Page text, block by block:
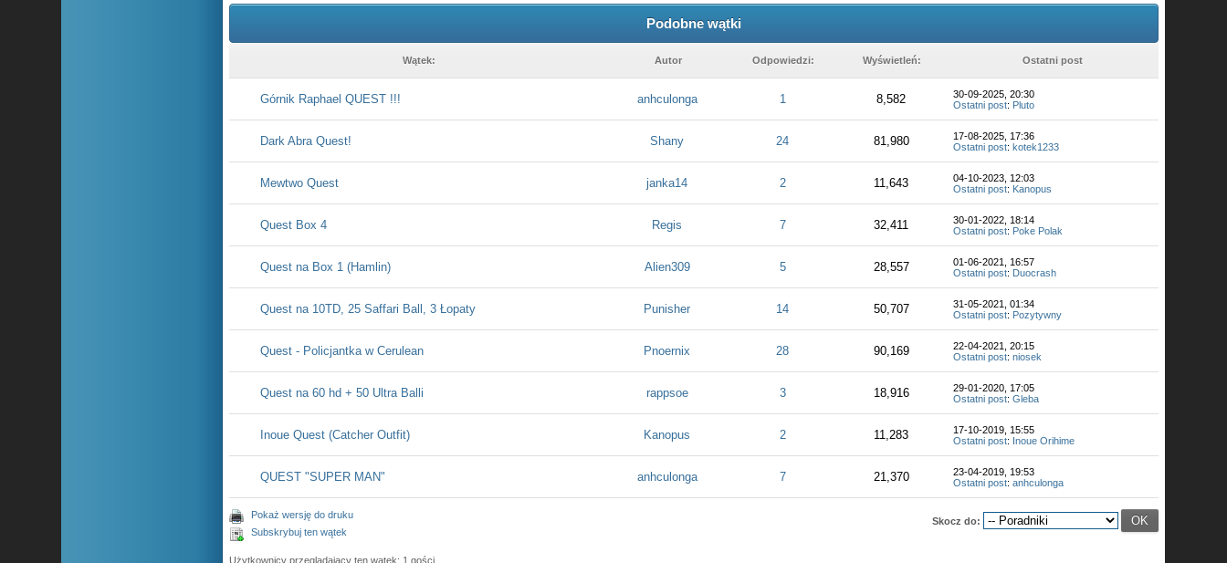
Podobne wątki
Wątek: Autor Odpowiedzi: Wyświetleń: Ostatni post
Górnik Raphael QUEST !!! anhculonga 1 8,582
30-09-2025, 20:30
Ostatni post: Pluto
Dark Abra Quest! Shany 24 81,980
17-08-2025, 17:36
Ostatni post:kotek1233
Mewtwo Quest janka14 2 11,643
04-10-2023, 12:03
Ostatni post: Kanopus
Quest Box 4 Regis 7 32,411
30-01-2022, 18:14
Ostatni post: Poke Polak
Quest na Box 1 (Hamlin) Alien309 5 28,557
01-06-2021, 16:57
Ostatni post: Duocrash
Quest na 10TD, 25 Saffari Ball, 3 Łopaty Punisher 14 50,707
31-05-2021, 01:34
Ostatni post: Pozytywny
Quest - Policjantka w Cerulean Pnoernix 28 90,169
22-04-2021, 20:15
Ostatni post:niosek
Quest na 60 hd + 50 Ultra Balli rappsoe 3 18,916
29-01-2020, 17:05
Ostatni post:Gleba
Inoue Quest (Catcher Outfit) Kanopus 2 11,283
17-10-2019, 15:55
Ostatni post: Inoue Orihime
QUEST "SUPER MAN" anhculonga 7 21,370
23-04-2019, 19:53
Ostatni post:anhculonga
Pokaż wersję do druku
Subskrybuj ten wątek
Skocz do:
Użytkownicy przeglądający ten wątek: 1 gości